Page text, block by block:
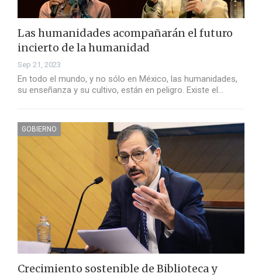
Las humanidades acompañarán el futuro
incierto de la humanidad
Sep 21, 2023
En todo el mundo, y no sólo en México, las humanidades,
su enseñanza y su cultivo, están en peligro. Existe el…
GOBIERNO
Crecimiento sostenible de Biblioteca y